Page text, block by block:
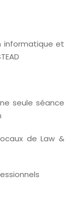
informatique et
seule séance
de Law &